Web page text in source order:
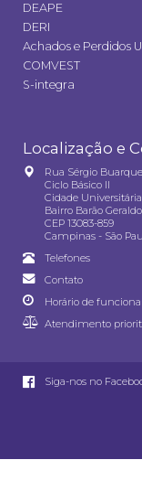
DEAPE
DERI
Achados e Perdidos
COMVEST
S-integra
Localização e
Rua Sérgio
Ciclo Básico II
Cidade
Bairro Barão Geraldo
CEP 13083-859
Campinas - São
Telefones
Contato
Horário de
Atendimento
Siga-nos no